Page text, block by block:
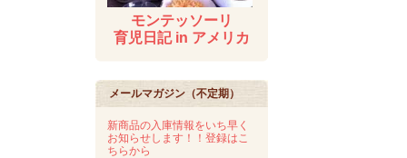
モンテッソーリ
育児日記 in アメリカ
メールマガジン（不定期）
新商品の入庫情報をいち早く
お知らせします！！登録はこ
ちらから